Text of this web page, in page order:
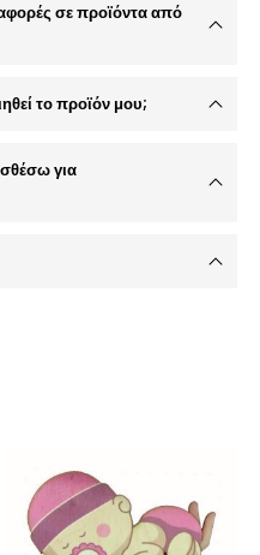
σε προϊόντα από
το προϊόν μου;
για